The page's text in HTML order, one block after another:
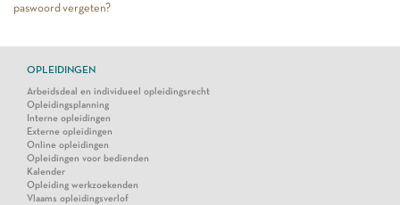
paswoord vergeten?
OPLEIDINGEN
Arbeidsdeal en individueel opleidingsrecht
Opleidingsplanning
Interne opleidingen
Externe opleidingen
Online opleidingen
Opleidingen voor bedienden
Kalender
Opleiding werkzoekenden
Vlaams opleidingsverlof